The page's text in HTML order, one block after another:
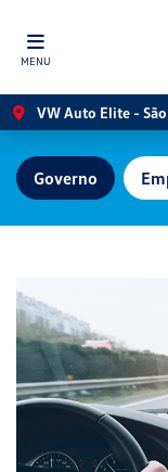
MENU
VW Auto Elite -
Governo